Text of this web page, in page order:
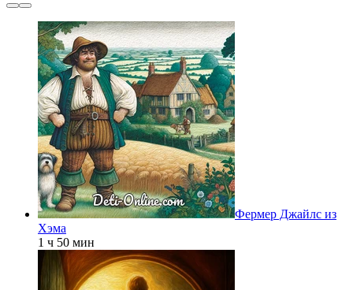
Фермер Джайлс из
Хэма
1 ч 50 мин